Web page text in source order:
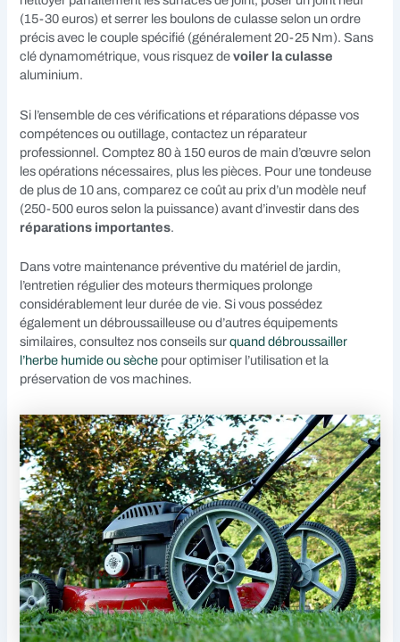
(15-30 euros) et serrer les boulons de culasse selon un ordre
précis avec le couple spécifié (généralement 20-25 Nm). Sans
clé dynamométrique, vous risquez devoiler la culasse
aluminium.
Si l’ensemble de ces vérifications et réparations dépasse vos
compétences ou outillage, contactez un réparateur
professionnel. Comptez 80 à 150 euros de main d’œuvre selon
les opérations nécessaires, plus les pièces. Pour une tondeuse
de plus de 10 ans, comparez ce coût au prix d’un modèle neuf
(250-500 euros selon la puissance) avant d’investir dans des
réparations importantes.
Dans votre maintenance préventive du matériel de jardin,
l’entretien régulier des moteurs thermiques prolonge
considérablement leur durée de vie. Si vous possédez
également un débroussailleuse ou d’autres équipements
similaires, consultez nos conseils surquand débroussailler
l’herbe humide ou sèche pour optimiser l’utilisation et la
préservation de vos machines.